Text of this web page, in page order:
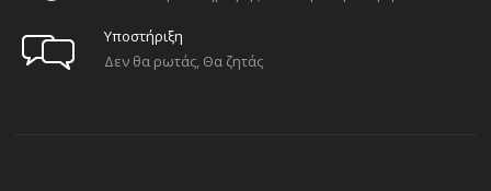
Υποστήριξη
Δεν θα ρωτάς, Θα ζητάς